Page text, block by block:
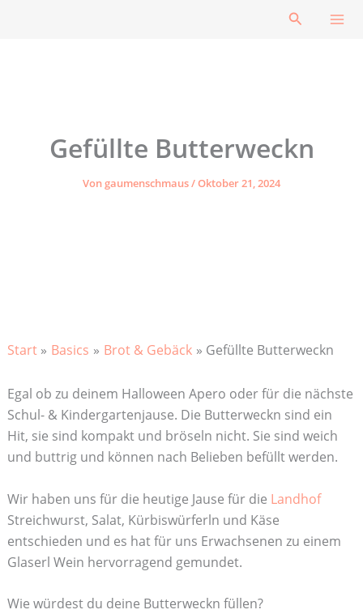
Suchen
Gefüllte Butterweckn
Vongaumenschmaus/Oktober 21, 2024
Start Basics Brot & Gebäck Gefüllte Butterweckn
Egal ob zu deinem Halloween Apero oder für die nächste
Schul- & Kindergartenjause. Die Butterweckn sind ein
Hit, sie sind kompakt und bröseln nicht. Sie sind weich
und buttrig und können nach Belieben befüllt werden.
Wir haben uns für die heutige Jause für die Landhof
Streichwurst, Salat, Kürbiswürferln und Käse
entschieden und es hat für uns Erwachsenen zu einem
Glaserl Wein hervorragend gemundet.
Wie würdest du deine Butterweckn füllen?